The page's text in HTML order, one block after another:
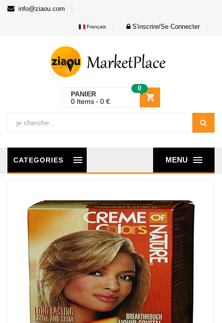
info@ziaou.com
Français S'inscrire/Se Connecter
PANIER
0
0 Items 0 €
MENU
CATEGORIES